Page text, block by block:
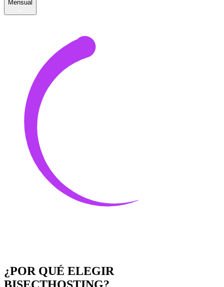
Mensual
¿POR QUÉ ELEGIR